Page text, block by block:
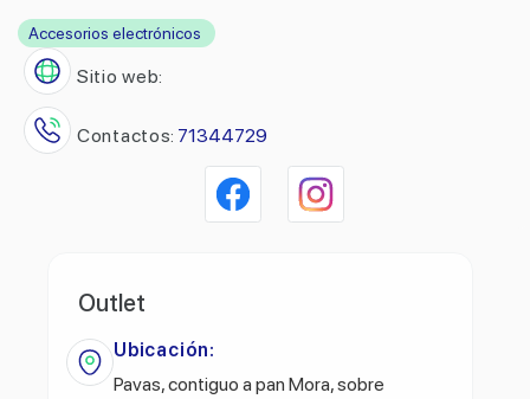
Accesorios electrónicos
Sitio web:
Contactos: 71344729
Outlet
Ubicación:
Pavas, contiguo a pan Mora, sobre